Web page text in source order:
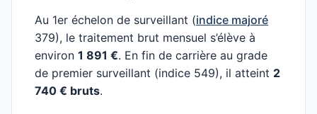
Au 1er échelon de surveillant (indice majoré
379), le traitement brut mensuel s’élève à
environ 1 891 €. En fin de carrière au grade
de premier surveillant (indice 549), il atteint 2
740 € bruts.